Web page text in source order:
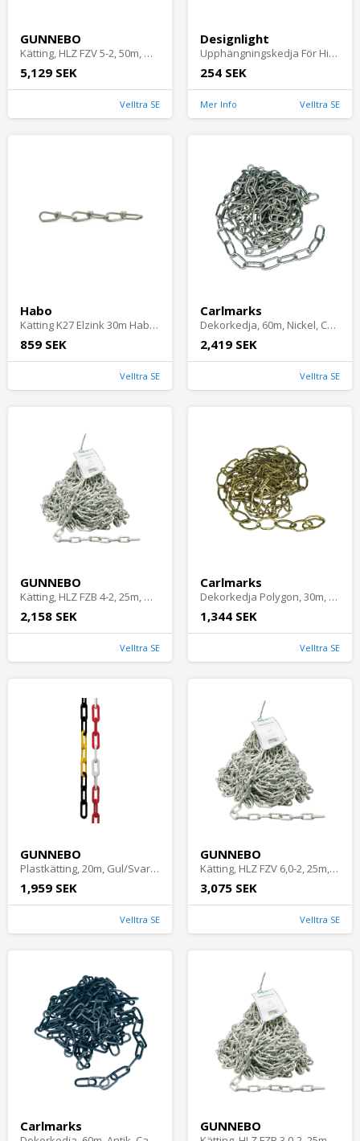
GUNNEBO
Kätting, HLZ FZV 5-2, 50m, Gunnebo
5,129 SEK
Velltra SE
Designlight
Upphängningskedja För High Bay 580mm Nickel Designlight
254 SEK
Mer Info Velltra SE
Habo
Kätting K27 Elzink 30m Habo 14854
859 SEK
Velltra SE
Carlmarks
Dekorkedja, 60m, Nickel, Carlmarks
2,419 SEK
Velltra SE
GUNNEBO
Kätting, HLZ FZB 4-2, 25m, Gunnebo
2,158 SEK
Velltra SE
Carlmarks
Dekorkedja Polygon, 30m, Mässing, Carlmarks
1,344 SEK
Velltra SE
GUNNEBO
Plastkätting, 20m, Gul/Svart, Gunnebo
1,959 SEK
Velltra SE
GUNNEBO
Kätting, HLZ FZV 6,0-2, 25m, Gunnebo
3,075 SEK
Velltra SE
Carlmarks GUNNEBO